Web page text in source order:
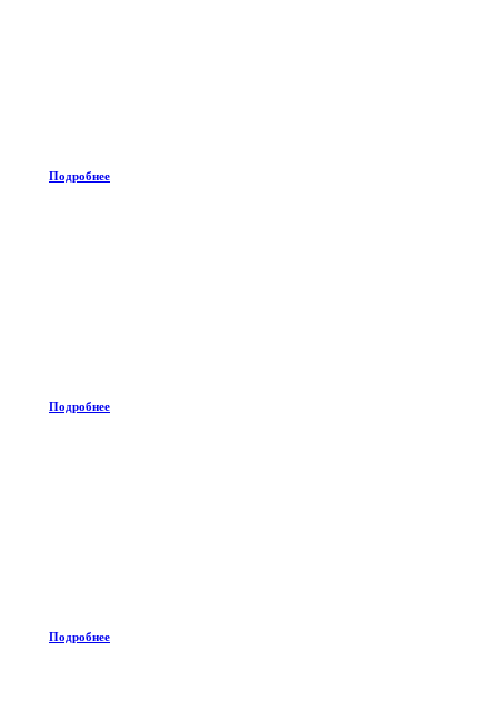
Подробнее
Подробнее
Подробнее